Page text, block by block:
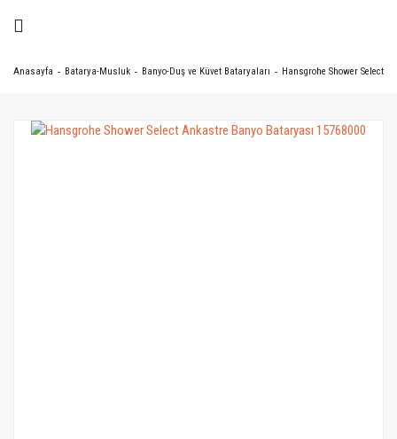
Anasayfa Batarya-Musluk Banyo-Duş ve Küvet Bataryaları Hansgrohe Shower Select